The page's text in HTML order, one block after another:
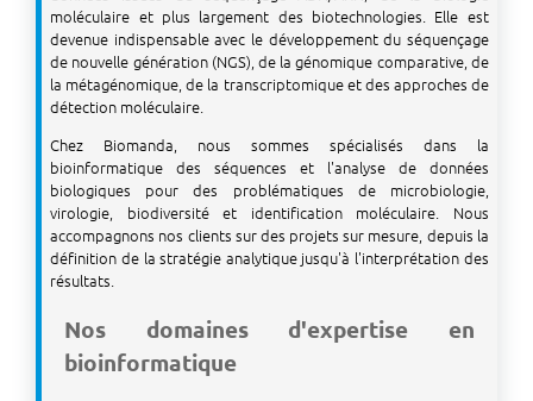
moléculaire et plus largement des biotechnologies. Elle est
devenue indispensable avec le développement du séquençage
de nouvelle génération (NGS), de la génomique comparative, de
la métagénomique, de la transcriptomique et des approches de
détection moléculaire.
Chez Biomanda, nous sommes spécialisés dans la
bioinformatique des séquences et l'analyse de données
biologiques pour des problématiques de microbiologie,
virologie, biodiversité et identification moléculaire. Nous
accompagnons nos clients sur des projets sur mesure, depuis la
définition de la stratégie analytique jusqu'à l'interprétation des
résultats.
Nos domaines d'expertise en
bioinformatique